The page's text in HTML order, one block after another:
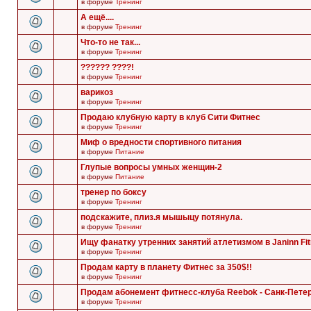
в форуме Тренинг
А ещё....
в форуме Тренинг
Что-то не так...
в форуме Тренинг
?????? ????!
в форуме Тренинг
варикоз
в форуме Тренинг
Продаю клубную карту в клуб Сити Фитнес
в форуме Тренинг
Миф о вредности спортивного питания
в форуме Питание
Глупые вопросы умных женщин-2
в форуме Питание
тренер по боксу
в форуме Тренинг
подскажите, плиз.я мышыцу потянула.
в форуме Тренинг
Ищу фанатку утренних занятий атлетизмом в Janinn
в форуме Тренинг
Продам карту в планету Фитнес за 350$!!
в форуме Тренинг
Продам абонемент фитнесс-клуба Reebok - Санк-
в форуме Тренинг